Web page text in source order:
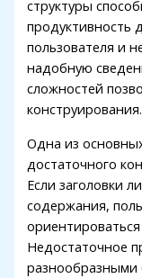
структуры
продуктивность
пользователя и
надобную
сложностей
конструирования.
Одна из
достаточного
Если заголовки
содержания,
Недостаточное